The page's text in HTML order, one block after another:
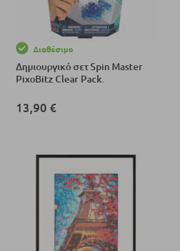
Διαθέσιμο
Δημιουργικό σετ Spin Master
PixoBitz Clear Pack.
13,90 €